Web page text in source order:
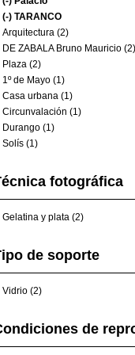
(-) TARANCO
Arquitectura (2)
DE ZABALA Bruno Mauricio (2)
Plaza (2)
1º de Mayo (1)
Casa urbana (1)
Circunvalación (1)
Durango (1)
Solís (1)
fotográfica
Gelatina y plata (2)
de soporte
Vidrio (2)
de